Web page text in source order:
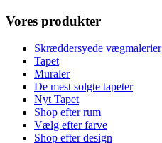
Vores produkter
Skræddersyede vægmalerier
Tapet
Muraler
De mest solgte tapeter
Nyt Tapet
Shop efter rum
Vælg efter farve
Shop efter design